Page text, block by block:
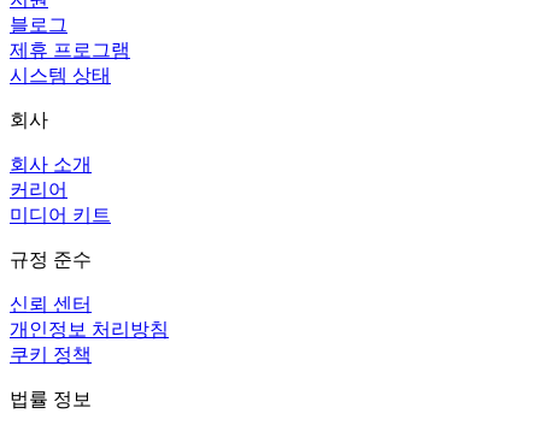
블로그
제휴 프로그램
시스템 상태
회사
회사 소개
커리어
미디어 키트
규정 준수
신뢰 센터
개인정보 처리방침
쿠키 정책
법률 정보